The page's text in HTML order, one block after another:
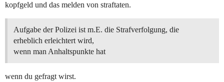
kopfgeld und das melden von straftaten.
Aufgabe der Polizei ist m.E. die Strafverfolgung, die
erheblich erleichtert wird,
wenn man Anhaltspunkte hat
wenn du gefragt wirst.